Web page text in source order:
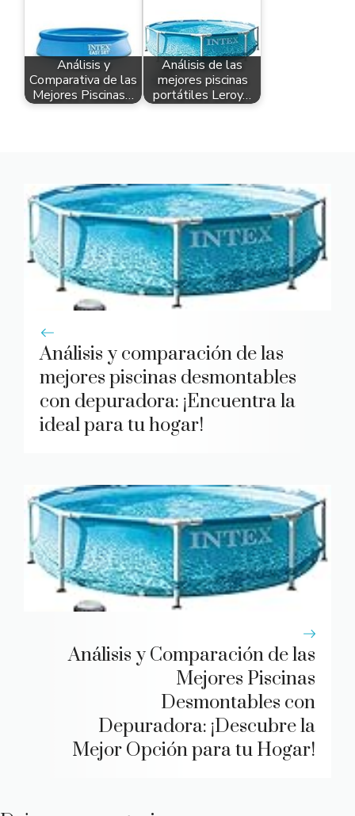
Análisis y
Comparativa de las
Mejores Piscinas…
Análisis de las
mejores piscinas
portátiles Leroy…
Análisis y comparación de las
mejores piscinas desmontables
con depuradora: ¡Encuentra la
ideal para tu hogar!
Análisis y Comparación de las
Mejores Piscinas
Desmontables con
Depuradora: ¡Descubre la
Mejor Opción para tu Hogar!